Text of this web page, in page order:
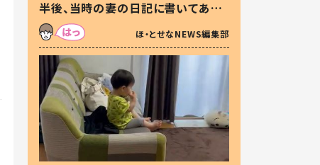
半後、当時の妻の日記に書いてあっ
た本音とは
ほ・とせなNEWS編集部